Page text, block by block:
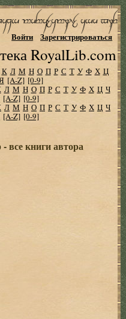
RoyalLib.com
Войти Зарегистрироваться
К Л М Н О П Р С Т У Ф Х Ц
[A-Z] [0-9]
Л М Н О П Р С Т У Ф Х Ц Ч
[A-Z] [0-9]
Л М Н О П Р С Т У Ф Х Ц Ч
[A-Z] [0-9]
книги автора